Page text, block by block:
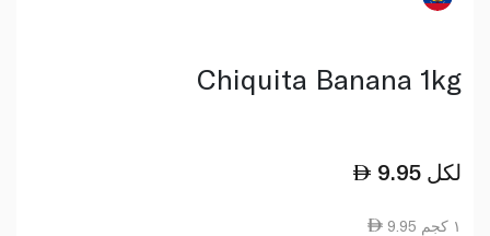
Chiquita Banana 1kg
9.95 لكل
9.95 ١ كجم